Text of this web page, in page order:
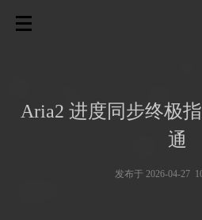
Aria2 进度同步终极
通
发布于 2026-04-27